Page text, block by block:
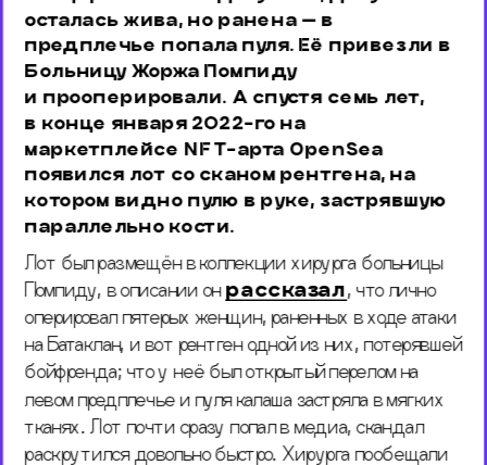
осталась жива, но ранена — в
предплечье попала пуля. Её привезли в
Больницу Жоржа Помпиду
и прооперировали. А спустя семь лет,
в конце января 2022-го на
маркетплейсе NFT-арта OpenSea
появился лот со сканом рентгена, на
котором видно пулю в руке, застрявшую
параллельно кости.
Лот был размещён в коллекции хирурга больницы
Помпиду, в описании он рассказал, что лично
оперировал пятерых женщин, раненных в ходе атаки
на Батаклан, и вот рентген одной из них, потерявшей
бойфренда; что у неё был открытый перелом на
левом предплечье и пуля калаша застряла в мягких
тканях. Лот почти сразу попал в медиа, скандал
раскрутился довольно быстро. Хирурга пообещали